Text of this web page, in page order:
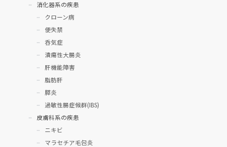
消化器系の疾患
クローン病
便失禁
呑気症
潰瘍性大腸炎
肝機能障害
脂肪肝
膵炎
過敏性腸症候群(IBS)
皮膚科系の疾患
ニキビ
マラセチア毛包炎